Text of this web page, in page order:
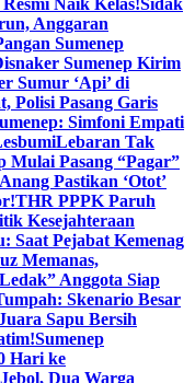
Naik Kelas!Sidak
Anggaran
Sumenep
Sumenep Kirim
Sumur ‘Api’ di
Polisi Pasang Garis
Simfoni Empati
Lebaran Tak
Mulai Pasang “Pagar”
Pastikan ‘Otot’
THR PPPK Paruh
Kesejahteraan
Saat Pejabat Kemenag
Memanas,
Anggota Siap
Skenario Besar
Sapu Bersih
Sumenep
Hari ke
Dua Warga